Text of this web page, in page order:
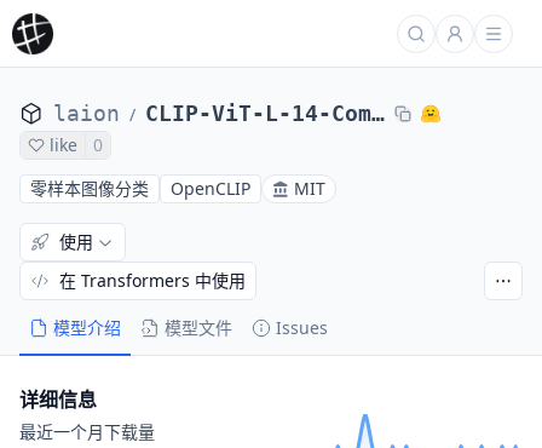
laion / CLIP-ViT-L-14-CommonPool.XL.laion-s13B-b90K
like
0
零样本图像分类
OpenCLIP MIT
模型介绍 模型文件 Issues
使用
在 Transformers 中使用
详细信息
最近一个月下载量